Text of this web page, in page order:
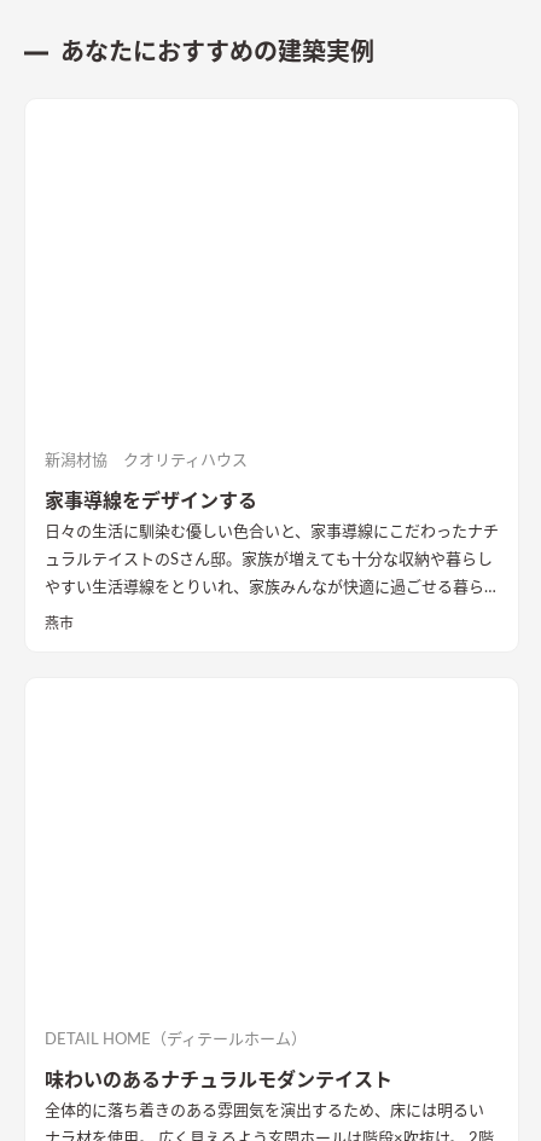
あなたにおすすめの建築実例
新潟材協 クオリティハウス
家事導線をデザインする
日々の生活に馴染む優しい色合いと、家事導線にこだわったナチ
ュラルテイストのSさん邸。家族が増えても十分な収納や暮らし
やすい生活導線をとりいれ、家族みんなが快適に過ごせる暮ら
しを実現させました。キッチンを中心に１階をぐるっと１周出
燕市
DETAIL HOME（ディテールホーム）
味わいのあるナチュラルモダンテイスト
全体的に落ち着きのある雰囲気を演出するため、床には明るい